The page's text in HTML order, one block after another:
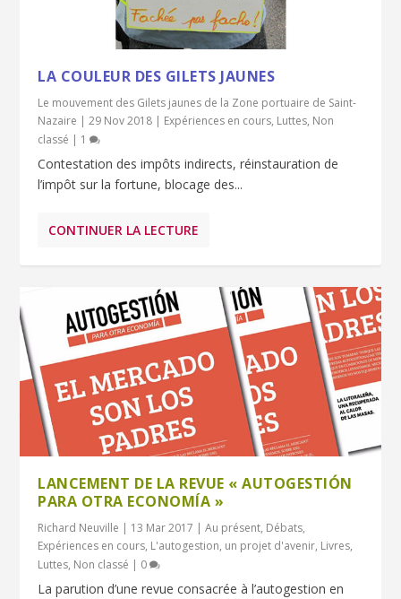
LA COULEUR DES GILETS JAUNES
Le mouvement des Gilets jaunes de la Zone portuaire de Saint-
Nazaire |29 Nov 2018 | Expériences en cours, Luttes, Non
classé | 1
Contestation des impôts indirects, réinstauration de
l’impôt sur la fortune, blocage des...
CONTINUER LA LECTURE
LANCEMENT DE LA REVUE « AUTOGESTIÓN
PARA OTRA ECONOMÍA »
Richard Neuville | 13 Mar 2017 |Au présent, Débats,
Expériences en cours, L'autogestion, un projet d'avenir, Livres,
Luttes, Non classé | 0
La parution d’une revue consacrée à l’autogestion en